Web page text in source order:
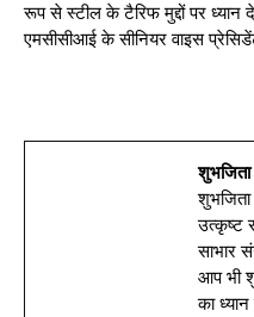
रूप से स्टील के टैरिफ मुद्दों पर ध्यान
एमसीसीआई के सीनियर वाइस
शुभजिता
उत्कृष्ट
साभार
आप भी
का